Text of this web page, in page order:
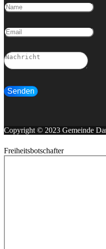
Senden
Copyright © 2023 Gemeinde
Freiheitsbotschafter